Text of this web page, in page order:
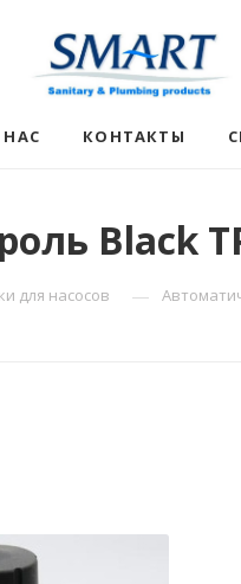
НАС КОНТАКТЫ
Black
для насосов —